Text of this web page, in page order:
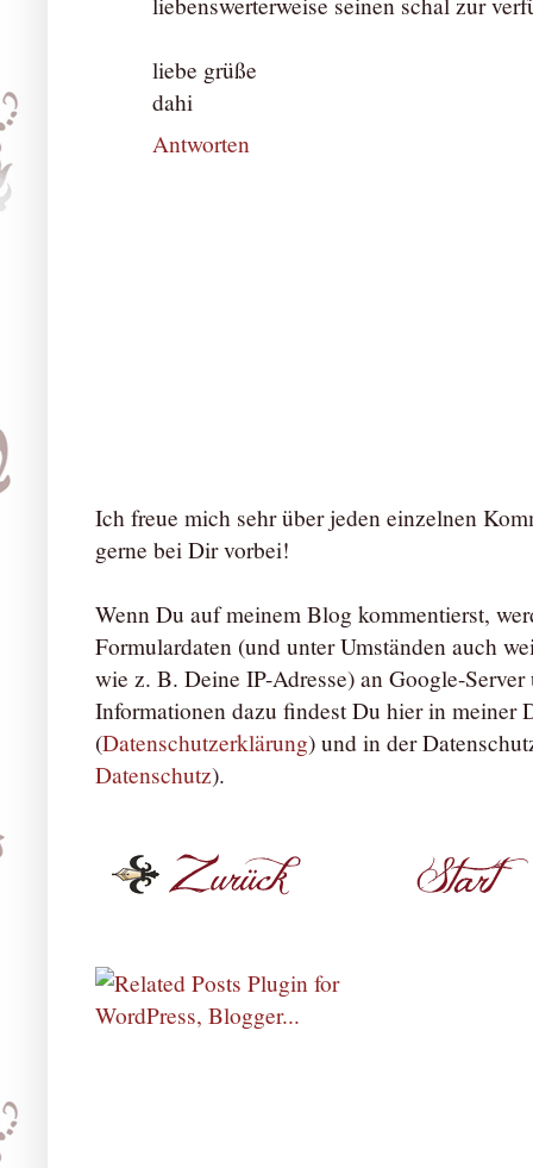
liebe grüße
dahi
Antworten
Ich freue mich sehr über jeden einzelnen
gerne bei Dir vorbei!
Wenn Du auf meinem Blog kommentierst,
Formulardaten (und unter Umständen auch
wie z. B. Deine IP-Adresse) an Google-
Informationen dazu findest Du hier in meiner
(Datenschutzerklärung) und in der
Datenschutz).